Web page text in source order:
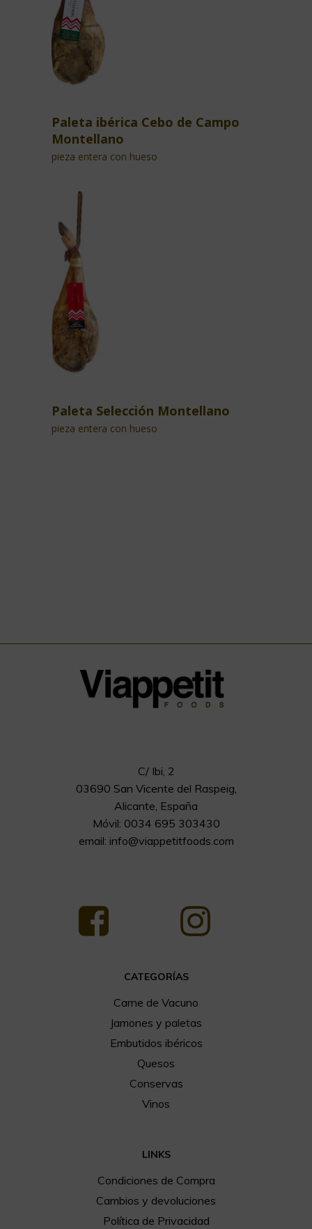
Paleta ibérica Cebo de Campo
Montellano
pieza entera con hueso
Paleta Selección Montellano
pieza entera con hueso
C/ Ibi, 2
03690 San Vicente del Raspeig,
Alicante, España
Móvil: 0034 695 303430
email: info@viappetitfoods.com
CATEGORÍAS
Carne de Vacuno
Jamones y paletas
Embutidos ibéricos
Quesos
Conservas
Vinos
LINKS
Condiciones de Compra
Cambios y devoluciones
Política de Privacidad